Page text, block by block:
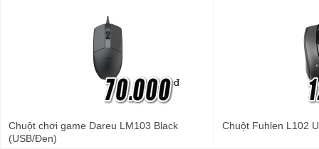
đ
Chuột chơi game Dareu LM103 Black
(USB/Đen)
Chuột Fuhlen L102